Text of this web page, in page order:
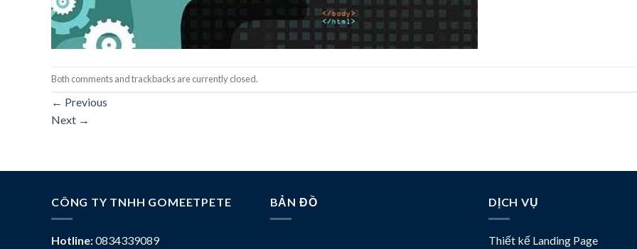
Both comments and trackbacks are currently closed.
← Previous
Next →
CÔNG TY TNHH GOMEETPETE
Hotline:0834339089
BẢN ĐỒ DỊCH VỤ
Thiết kế Landing Page